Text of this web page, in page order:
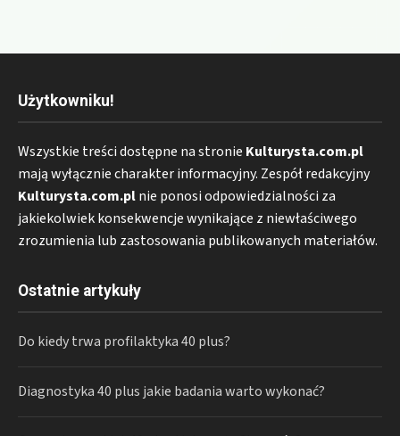
Użytkowniku!
Wszystkie treści dostępne na stronie Kulturysta.com.pl
mają wyłącznie charakter informacyjny. Zespół redakcyjny
Kulturysta.com.plnie ponosi odpowiedzialności za
jakiekolwiek konsekwencje wynikające z niewłaściwego
zrozumienia lub zastosowania publikowanych materiałów.
Ostatnie artykuły
Do kiedy trwa profilaktyka 40 plus?
Diagnostyka 40 plus jakie badania warto wykonać?